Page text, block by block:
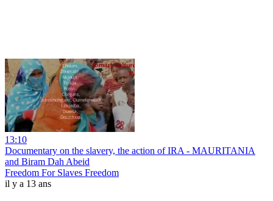
13:10
Documentary on the slavery, the action of IRA - MAURITANIA
and Biram Dah Abeid
Freedom For Slaves Freedom
il y a 13 ans